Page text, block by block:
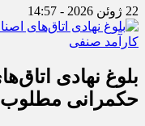
22 ژوئن 2026 - 14:57
بلوغ نهادی
حکمرانی مطلوب